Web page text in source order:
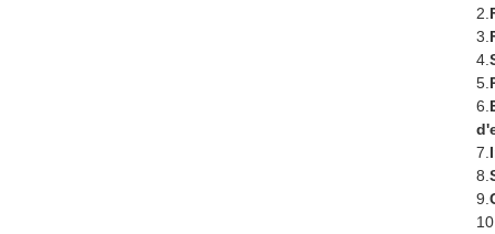
2.
3.
4.
5.
6.
7.
8.
9.